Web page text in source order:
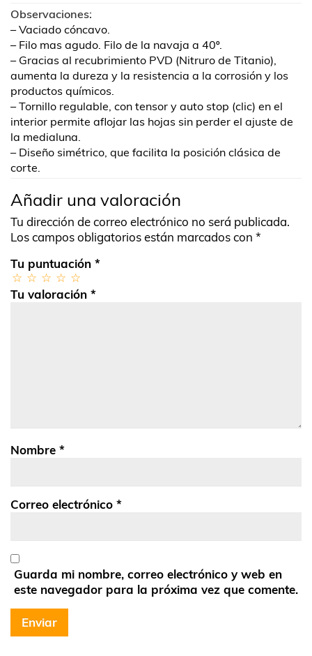
Observaciones:
– Vaciado cóncavo.
– Filo mas agudo. Filo de la navaja a 40º.
– Gracias al recubrimiento PVD (Nitruro de Titanio),
aumenta la dureza y la resistencia a la corrosión y los
productos químicos.
– Tornillo regulable, con tensor y auto stop (clic) en el
interior permite aflojar las hojas sin perder el ajuste de
la medialuna.
– Diseño simétrico, que facilita la posición clásica de
corte.
Añadir una valoración
Tu dirección de correo electrónico no será publicada.
Los campos obligatorios están marcados con *
Tu puntuación *
Tu valoración *
Nombre *
Correo electrónico *
Guarda mi nombre, correo electrónico y web en
este navegador para la próxima vez que comente.